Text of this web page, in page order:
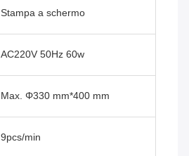
Stampa a schermo
AC220V 50Hz 60w
Max. Φ330 mm*400 mm
9pcs/min